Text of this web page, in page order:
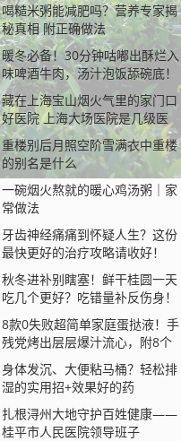
喝糙米粥能减肥吗？营养专家揭
秘真相 附正确做法
暖冬必备！30分钟咕嘟出酥烂入
味啤酒牛肉，汤汁泡饭舔碗底！
藏在上海宝山烟火气里的家门口
好医院 上海大场医院是几级医
院
重楼别后月照空阶雪满衣中重楼
的别名是什么
一碗烟火熬就的暖心鸡汤粥｜家
常做法
牙齿神经痛痛到怀疑人生？这份
最快更好的治疗攻略请收好！
秋冬进补别瞎塞！鲜干桂圆一天
吃几个更好？吃错量补反伤身！
8款0失败超简单家庭蛋挞液！手
残党烤出层层爆汁流心，附8个
家庭做法视频
身体发沉、大便粘马桶？轻松排
湿的实用招+效果好的药
扎根浔州大地守护百姓健康——
桂平市人民医院领导班子